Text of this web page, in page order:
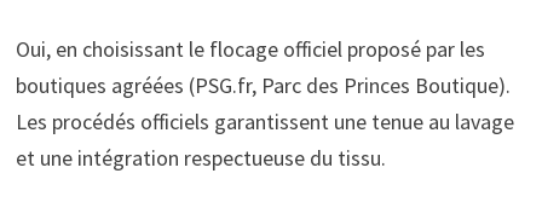
Oui, en choisissant le flocage officiel proposé par les
boutiques agréées (PSG.fr, Parc des Princes Boutique).
Les procédés officiels garantissent une tenue au lavage
et une intégration respectueuse du tissu.